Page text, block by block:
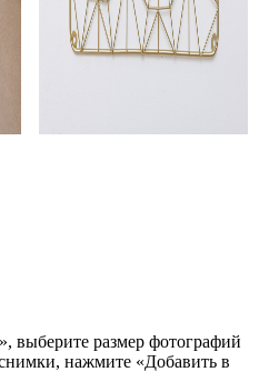
выберите размер фотографий
нажмите «Добавить в